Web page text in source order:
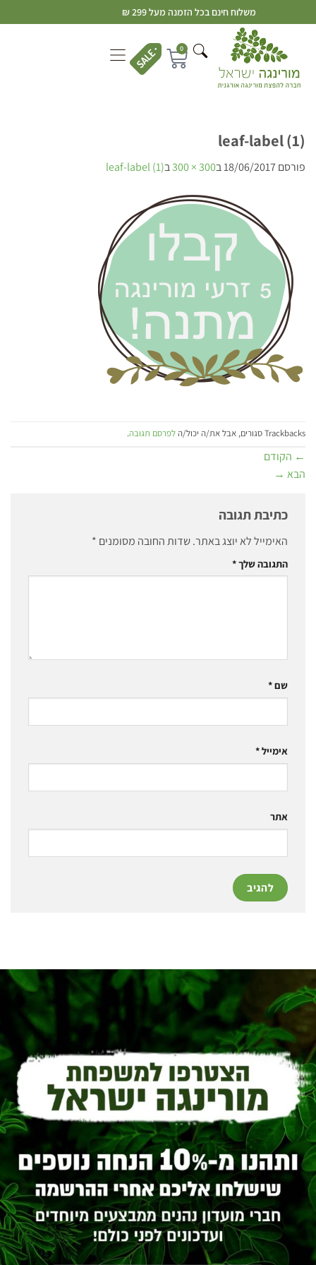
משלוח חינם בכל הזמנה מעל 299 ₪
0
leaf-label (1)
פורסם18/06/2017ב300 × 300 בleaf-label (1)
Trackbacks סגורים, אבל את/ה יכול/ה לפרסם תגובה.
← הקודם
הבא →
כתיבת תגובה
האימייל לא יוצג באתר.שדות החובה מסומנים *
התגובה שלך*
שם*
אימייל*
אתר